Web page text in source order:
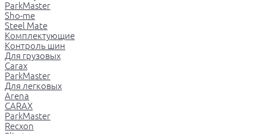
ParkMaster
Sho-me
Steel Mate
Комплектующие
Контроль шин
Для грузовых
Carax
ParkMaster
Для легковых
Arena
CARAX
ParkMaster
Recxon